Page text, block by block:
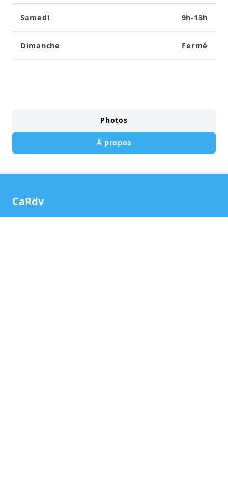
Samedi 9h-13h
Dimanche Fermé
Photos
À propos
CaRdv